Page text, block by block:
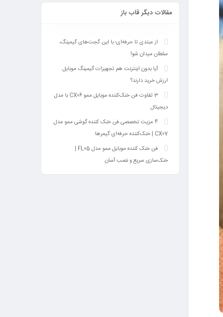
مقالات دیگر قاب باز
از مبتدی تا حرفه‌ای؛ با این گجت‌های گیمینگ،
سلطان میدان شو!
آیا بدون اینترنت هم تجهیزات گیمینگ موبایل
ارزش خرید دارند؟
3 تفاوت فن خنک‌کننده موبایل ممو CX06 با مدل
دیجیتال
4 مزیت تخصصی فن خنک کننده گوشی ممو مدل
CX07 | خنک‌کننده حرفه‌ای گیمرها
فن خنک کننده موبایل ممو مدل FL05 |
خنک‌سازی سریع و نصب آسان